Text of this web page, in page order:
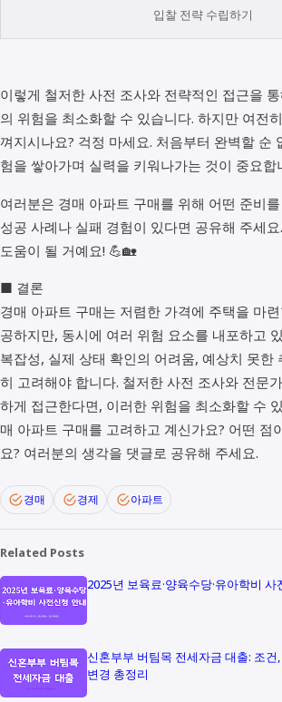
입찰 전략 수립하기
이렇게 철저한 사전 조사와 전략적인 접근을
의 위험을 최소화할 수 있습니다. 하지만 여전
껴지시나요? 걱정 마세요. 처음부터 완벽할 순
험을 쌓아가며 실력을 키워나가는 것이 중요합
여러분은 경매 아파트 구매를 위해 어떤 준비
성공 사례나 실패 경험이 있다면 공유해 주세
도움이 될 거예요! 💪🏡
■ 결론
경매 아파트 구매는 저렴한 가격에 주택을 마
공하지만, 동시에 여러 위험 요소를 내포하고
복잡성, 실제 상태 확인의 어려움, 예상치 못한
히 고려해야 합니다. 철저한 사전 조사와 전문
하게 접근한다면, 이러한 위험을 최소화할 수
매 아파트 구매를 고려하고 계신가요? 어떤 점
요? 여러분의 생각을 댓글로 공유해 주세요.
경매 경제 아파트
Related Posts
2025년 보육료·양육수당·유아학비 사
신혼부부 버팀목 전세자금 대출: 조건
변경 총정리